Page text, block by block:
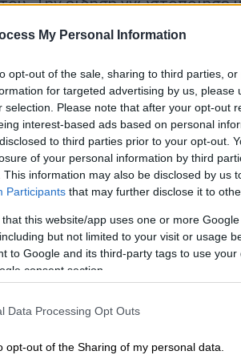
My Personal Information
opt-out of the sale, sharing to third parties,
for targeted advertising by us, please
selection. Please note that after your opt-out
interest-based ads based on personal
to third parties prior to your opt-out.
of your personal information by third
This information may also be disclosed by us
Participants that may further disclose it to
that this website/app uses one or more
but not limited to your visit or usage
to Google and its third-party tags to use
consent section.
Data Processing Opt Outs
opt-out of the Sharing of my personal data.
η οποία κάνει λόγο για
επιτυχία
για την θανάτωση γάτας
στα όρια του αυτοφώρου.
στις έρευνες για την
Rizopoulos, μέλος της ομάδας
Κώστα Φιλοζωικό Προφίλ
ερευνών και
να τον εντοπίσουν και να τον